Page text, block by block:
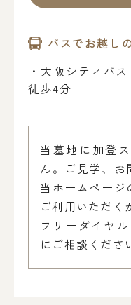
バスでお越し
・大阪シティバ
徒歩4分
当墓地に加登
ん。ご見学、
当ホームページ
ご利用いただく
フリーダイヤル
にご相談くださ